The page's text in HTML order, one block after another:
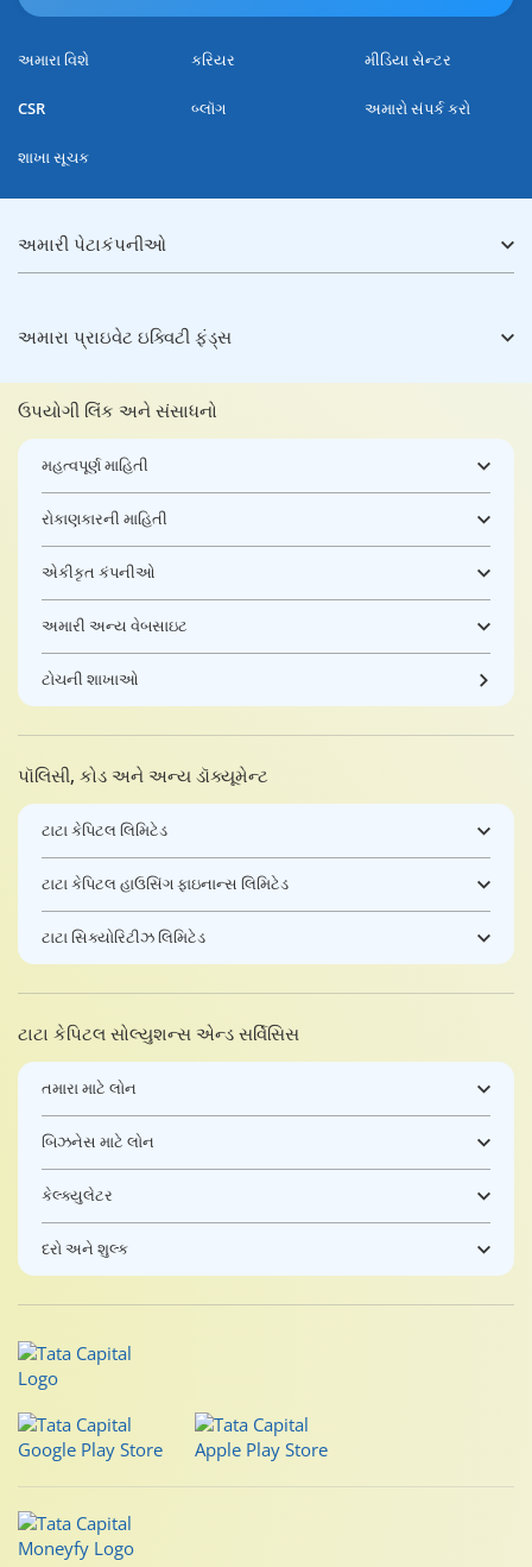
અમારા વિશે કરિયર મીડિયા સેન્ટર
CSR બ્લૉગ અમારો સંપર્ક કરો
શાખા સૂચક
અમારી પેટાકંપનીઓ
અમારા પ્રાઇવેટ ઇક્વિટી ફંડ્સ
ઉપયોગી લિંક અને સંસાધનો
મહત્વપૂર્ણ માહિતી
રોકાણકારની માહિતી
એકીકૃત કંપનીઓ
અમારી અન્ય વેબસાઇટ
ટોચની શાખાઓ
પૉલિસી, કોડ અને અન્ય ડૉક્યૂમેન્ટ
ટાટા કેપિટલ લિમિટેડ
ટાટા કેપિટલ હાઉસિંગ ફાઇનાન્સ લિમિટેડ
ટાટા સિક્યોરિટીઝ લિમિટેડ
ટાટા કેપિટલ સોલ્યુશન્સ એન્ડ સર્વિસિસ
તમારા માટે લોન
બિઝનેસ માટે લોન
કેલ્ક્યુલેટર
દરો અને શુલ્ક